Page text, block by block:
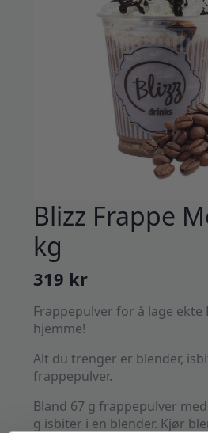
Blizz Frappe
kg
319 kr
Frappepulver for å lage ekte
hjemme!
Alt du trenger er blender,
frappepulver.
Bland 67 g frappepulver
g isbiter i en blender. Kjør